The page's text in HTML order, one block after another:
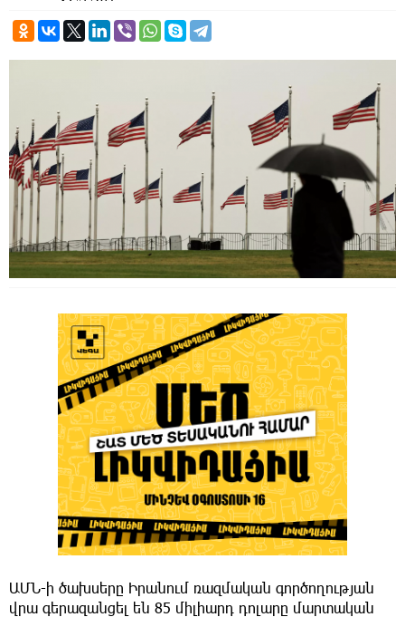
ԱՄՆ-ի ծախսերը Իրանում ռազմական գործողության
վրա գերազանցել են 85 միլիարդ դոլարը մարտական